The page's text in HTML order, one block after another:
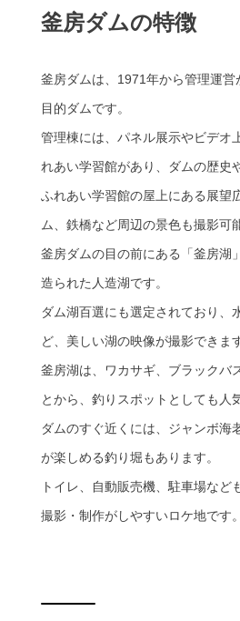
釜房ダムの特徴
釜房ダムは、1971年から管理運営
目的ダムです。
管理棟には、パネル展示やビデオ
れあい学習館があり、ダムの歴史
ふれあい学習館の屋上にある展望
ム、鉄橋など周辺の景色も撮影可
釜房ダムの目の前にある「釜房湖
造られた人造湖です。
ダム湖百選にも選定されており、
ど、美しい湖の映像が撮影できます
釜房湖は、ワカサギ、ブラックバ
とから、釣りスポットとしても人
ダムのすぐ近くには、ジャンボ海
が楽しめる釣り堀もあります。
トイレ、自動販売機、駐車場など
撮影・制作がしやすいロケ地です。